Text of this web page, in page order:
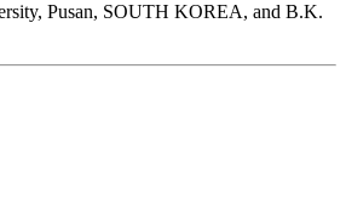
Pusan, SOUTH KOREA, and B.K.